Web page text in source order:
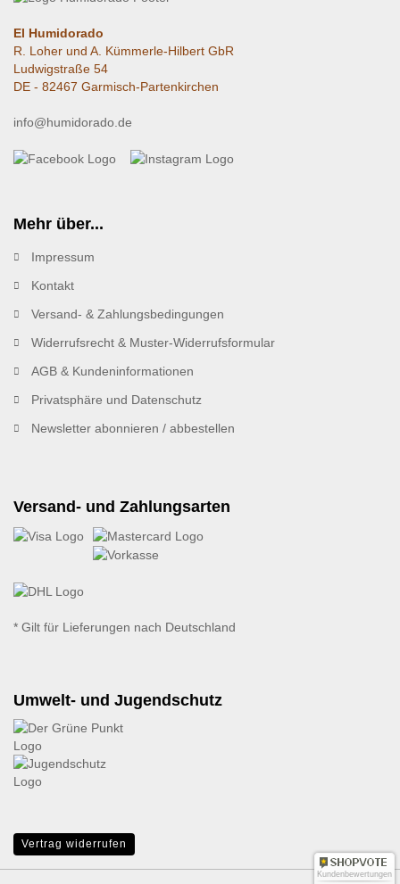
El Humidorado
R. Loher und A. Kümmerle-Hilbert GbR
Ludwigstraße 54
DE - 82467 Garmisch-Partenkirchen
info@humidorado.de
Mehr über...
Impressum
Kontakt
Versand- & Zahlungsbedingungen
Widerrufsrecht & Muster-Widerrufsformular
AGB & Kundeninformationen
Privatsphäre und Datenschutz
Newsletter abonnieren / abbestellen
Versand- und Zahlungsarten
* Gilt für Lieferungen nach Deutschland
Umwelt- und Jugendschutz
Vertrag widerrufen
Kundenbewertungen